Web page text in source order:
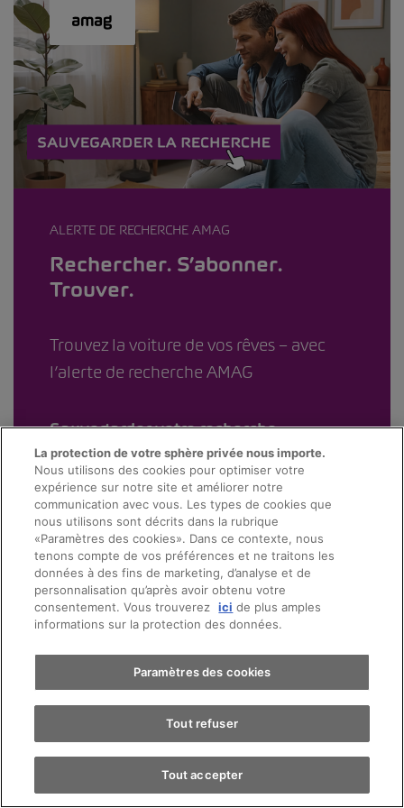
ALERTE DE RECHERCHE AMAG
Rechercher. S’abonner.
Trouver.
Trouvez la voiture de vos rêves – avec
l’alerte de recherche AMAG
Sauvegarder votre recherche
La protection de votre sphère privée nous importe.
Nous utilisons des cookies pour optimiser votre
expérience sur notre site et améliorer notre
communication avec vous. Les types de cookies que
nous utilisons sont décrits dans la rubrique
«Paramètres des cookies». Dans ce contexte, nous
tenons compte de vos préférences et ne traitons les
données à des fins de marketing, d’analyse et de
personnalisation qu’après avoir obtenu votre
consentement. Vous trouverez ici de plus amples
informations sur la protection des données.
Paramètres des cookies
Tout refuser
Tout accepter